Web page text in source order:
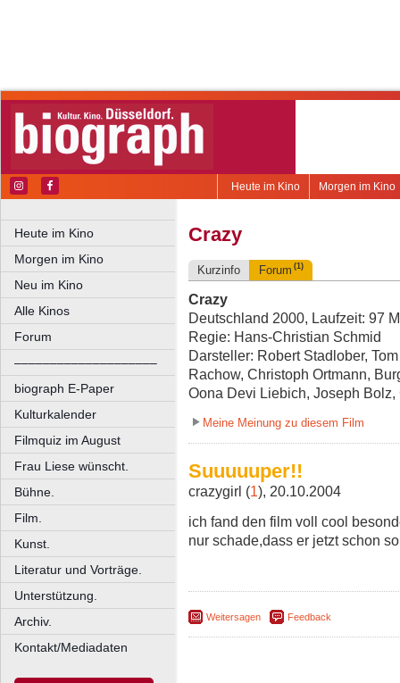
Morgen im Kino
Heute im Kino
Heute im Kino
Morgen im Kino
Neu im Kino
Alle Kinos
Forum
––––––––––––––––––––
biograph E-Paper
Kulturkalender
Filmquiz im August
Frau Liese wünscht.
Bühne.
Film.
Kunst.
Literatur und Vorträge.
Unterstützung.
Archiv.
Kontakt/Mediadaten
Crazy
Kurzinfo Forum (1)
Crazy
Deutschland 2000, Laufzeit: 97
Regie: Hans-Christian Schmid
Darsteller: Robert Stadlober,
Rachow, Christoph Ortmann,
Oona Devi Liebich, Joseph
Meine Meinung zu diesem Film
Suuuuuper!!
crazygirl (1), 20.10.2004
ich fand den film voll cool
nur schade,dass er jetzt schon
Weitersagen Feedback